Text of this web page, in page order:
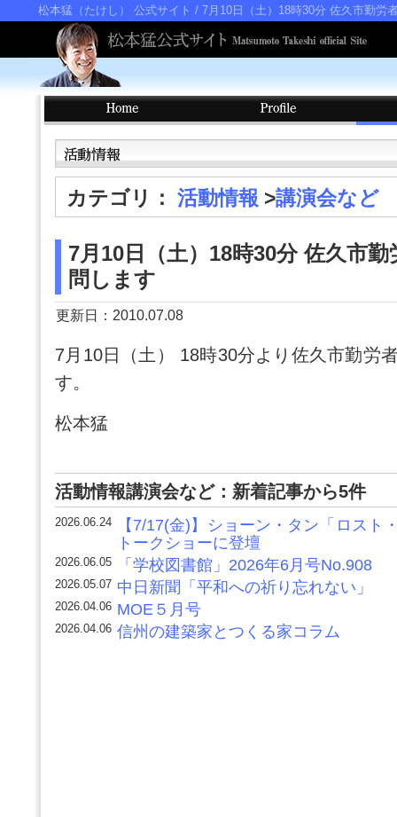
松本猛（たけし） 公式サイト / 7月10日（土）18時30分 佐久市勤労
カテゴリ： 活動情報 >講演会など
7月10日（土）18時30分 佐久市
問します
更新日：2010.07.08
7月10日（土） 18時30分より佐久市勤労
す。
松本猛
活動情報講演会など：新着記事から5件
2026.06.24
【7/17(金)】ショーン・タン「ロスト
トークショーに登壇
2026.06.05 「学校図書館」2026年6月号No.908
2026.05.07 中日新聞「平和への祈り忘れない」
2026.04.06 MOE５月号
2026.04.06 信州の建築家とつくる家コラム